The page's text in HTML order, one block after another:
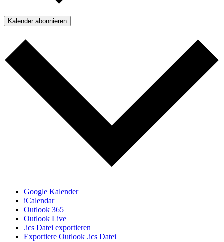
Kalender abonnieren
Google Kalender
iCalendar
Outlook 365
Outlook Live
.ics Datei exportieren
Exportiere Outlook .ics Datei